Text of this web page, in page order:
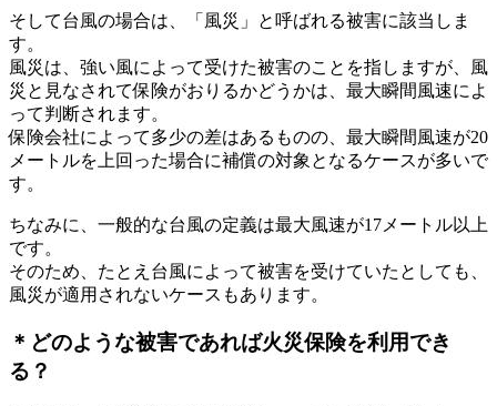
そして台風の場合は、「風災」と呼ばれる被害に該当しま
す。
風災は、強い風によって受けた被害のことを指しますが、風
災と見なされて保険がおりるかどうかは、最大瞬間風速によ
って判断されます。
保険会社によって多少の差はあるものの、最大瞬間風速が20
メートルを上回った場合に補償の対象となるケースが多いで
す。
ちなみに、一般的な台風の定義は最大風速が17メートル以上
です。
そのため、たとえ台風によって被害を受けていたとしても、
風災が適用されないケースもあります。
＊どのような被害であれば火災保険を利用でき
る？